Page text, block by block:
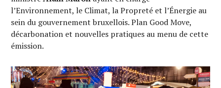
l’Environnement, le Climat, la Propreté et l’Énergie au
sein du gouvernement bruxellois. Plan Good Move,
décarbonation et nouvelles pratiques au menu de cette
émission.